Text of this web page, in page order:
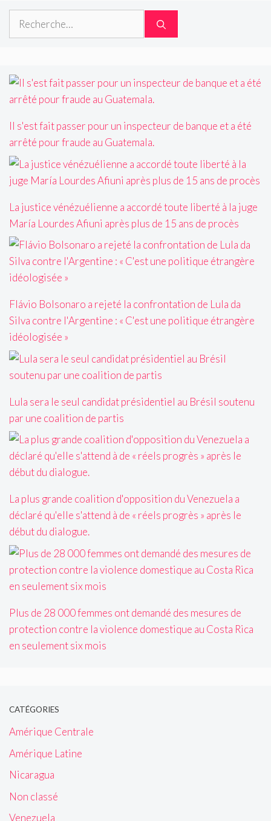
Rechercher :
Il s'est fait passer pour un inspecteur de banque et a été
arrêté pour fraude au Guatemala.
La justice vénézuélienne a accordé toute liberté à la juge
María Lourdes Afiuni après plus de 15 ans de procès
Flávio Bolsonaro a rejeté la confrontation de Lula da
Silva contre l'Argentine : « C'est une politique étrangère
idéologisée »
Lula sera le seul candidat présidentiel au Brésil soutenu
par une coalition de partis
La plus grande coalition d'opposition du Venezuela a
déclaré qu'elle s'attend à de « réels progrès » après le
début du dialogue.
Plus de 28 000 femmes ont demandé des mesures de
protection contre la violence domestique au Costa Rica
en seulement six mois
CATÉGORIES
Amérique Centrale
Amérique Latine
Nicaragua
Non classé
Venezuela